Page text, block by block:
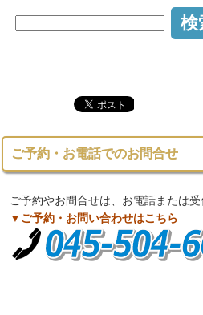
ご予約・お電話でのお問合せ
ご予約やお問合せは、お電話または受
▼ご予約・お問い合わせはこちら